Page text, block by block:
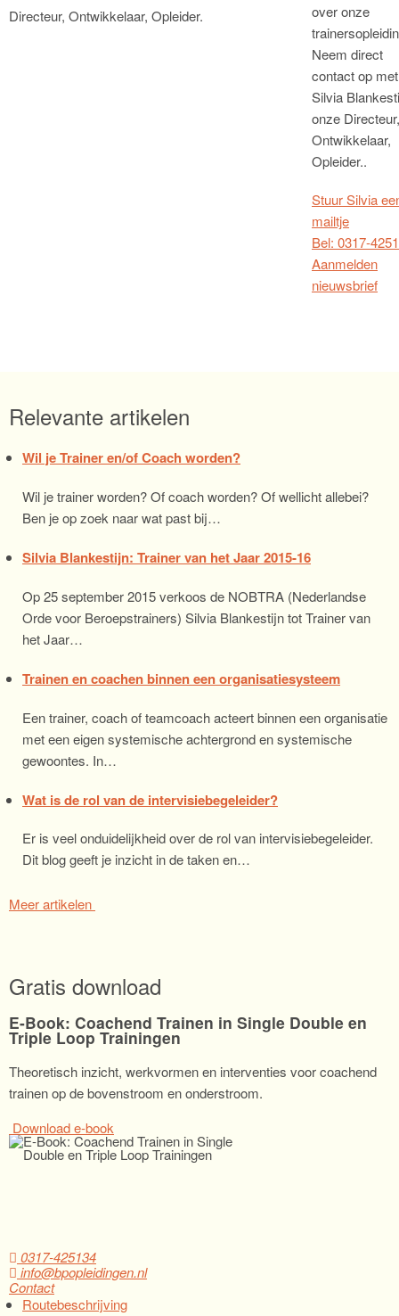
Directeur, Ontwikkelaar, Opleider.
over onze
Neem direct
contact op met
Silvia
onze Directeur,
Ontwikkelaar,
Opleider..
Stuur Silvia
mailtje
Bel: 0317-
Aanmelden
nieuwsbrief
Relevante artikelen
Wil je Trainer en/of Coach worden?
Wil je trainer worden? Of coach worden? Of wellicht allebei?
Ben je op zoek naar wat past bij…
Silvia Blankestijn: Trainer van het Jaar 2015-16
Op 25 september 2015 verkoos de NOBTRA (Nederlandse
Orde voor Beroepstrainers) Silvia Blankestijn tot Trainer van
het Jaar…
Trainen en coachen binnen een organisatiesysteem
Een trainer, coach of teamcoach acteert binnen een organisatie
met een eigen systemische achtergrond en systemische
gewoontes. In…
Wat is de rol van de intervisiebegeleider?
Er is veel onduidelijkheid over de rol van intervisiebegeleider.
Dit blog geeft je inzicht in de taken en…
Meer artikelen
Gratis download
E-Book: Coachend Trainen in Single Double en
Triple Loop Trainingen
Theoretisch inzicht, werkvormen en interventies voor coachend
trainen op de bovenstroom en onderstroom.
Download e-book
0317-425134
info@bpopleidingen.nl
Contact
Routebeschrijving